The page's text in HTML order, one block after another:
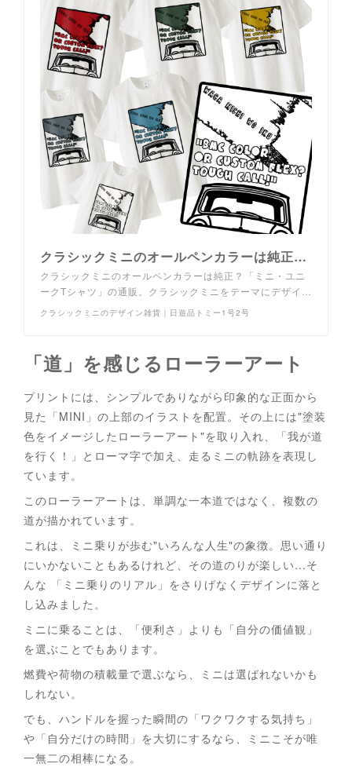
クラシックミニのオールペンカラーは純正？「ミニ・ユニークTシャツ」の通販｜日遊品トミー1号2号
クラシックミニのオールペンカラーは純正？「ミニ・ユニ
ークTシャツ」の通販。クラシックミニをテーマにデザイ…
クラシックミニのデザイン雑貨｜日遊品トミー1号2号
「道」を感じるローラーアート
プリントには、シンプルでありながら印象的な正面から
見た「MINI」の上部のイラストを配置。その上には"塗装
色をイメージしたローラーアート"を取り入れ、「我が道
を行く！」とローマ字で加え、走るミニの軌跡を表現し
ています。
このローラーアートは、単調な一本道ではなく、複数の
道が描かれています。
これは、ミニ乗りが歩む"いろんな人生"の象徴。思い通り
にいかないこともあるけれど、その道のりが楽しい...そ
んな 「ミニ乗りのリアル」をさりげなくデザインに落と
し込みました。
ミニに乗ることは、「便利さ」よりも「自分の価値観」
を選ぶことでもあります。
燃費や荷物の積載量で選ぶなら、ミニは選ばれないかも
しれない。
でも、ハンドルを握った瞬間の「ワクワクする気持ち」
や「自分だけの時間」を大切にするなら、ミニこそが唯
一無二の相棒になる。